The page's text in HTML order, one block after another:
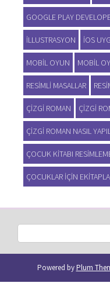
GOOGLE PLAY
ILLUSTRASYON IOS
MOBIL OYUN MOBIL
RESIMLI MASALLAR
ÇIZGI ROMAN ÇIZGI
ÇIZGI ROMAN NASIL
ÇOCUK KITABI
ÇOCUKLAR IÇIN
Powered byPlum